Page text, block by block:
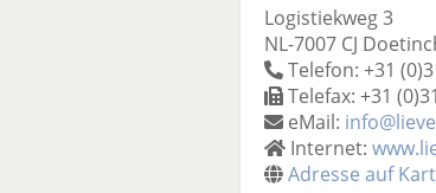
Logistiekweg 3
NL-7007 CJ
Telefon: +31
Telefax: +31
eMail:
Internet:
Adresse auf